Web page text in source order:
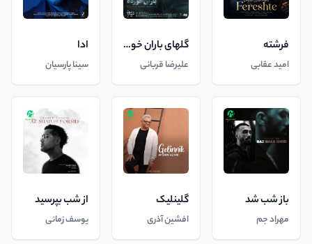
فرشته
امید عقابی
گلهای باران خورده
علیرضا قربانی
ادا
سینا پارسیان
باز شب شد
مهراد جم
گلینلیک
افشین آذری
از شب بپرسید
یوسف زمانی